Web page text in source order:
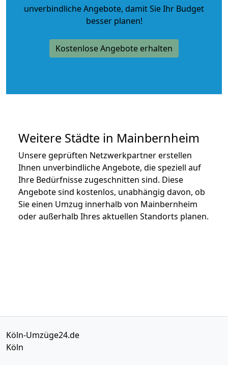
unverbindliche Angebote, damit Sie Ihr Budget
besser planen!
Kostenlose Angebote erhalten
Weitere Städte in Mainbernheim
Unsere geprüften Netzwerkpartner erstellen
Ihnen unverbindliche Angebote, die speziell auf
Ihre Bedürfnisse zugeschnitten sind. Diese
Angebote sind kostenlos, unabhängig davon, ob
Sie einen Umzug innerhalb von Mainbernheim
oder außerhalb Ihres aktuellen Standorts planen.
Köln-Umzüge24.de
Köln